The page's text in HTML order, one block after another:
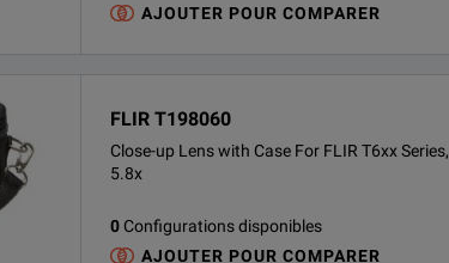
AJOUTER POUR COMPARER
FLIR T198060
Close-up Lens with Case For FLIR T6xx Series,
5.8x
0 Configurations disponibles
AJOUTER POUR COMPARER